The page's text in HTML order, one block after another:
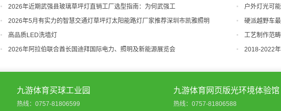
2026年近期武强县玻璃草坪灯直销工厂选型指南：为何武强工
户外灯光可
2026年5月有实力的智慧交通灯草坪灯太阳能路灯厂家推荐深圳市凯雅照明
有限公司
硬派越野车
高品质LED洗墙灯
工艺制作范
2026年阿拉伯联合酋长国迪拜国际电力、照明及新能源展览会
2018-2022
九游体育买球工业园
热线：0757-81806599
九游体育网页版光环境体验馆
热线：0757-81806588